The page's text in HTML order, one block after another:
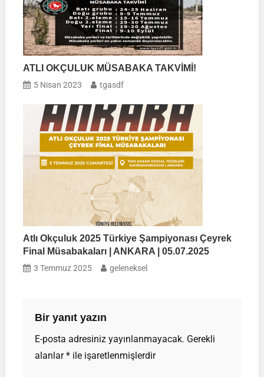
ATLI OKÇULUK MÜSABAKA TAKVİMİ!
5 Nisan 2023 tgasdf
Atlı Okçuluk 2025 Türkiye Şampiyonası Çeyrek
Final Müsabakaları | ANKARA | 05.07.2025
3 Temmuz 2025 geleneksel
Bir yanıt yazın
E-posta adresiniz yayınlanmayacak. Gerekli
alanlar*ile işaretlenmişlerdir